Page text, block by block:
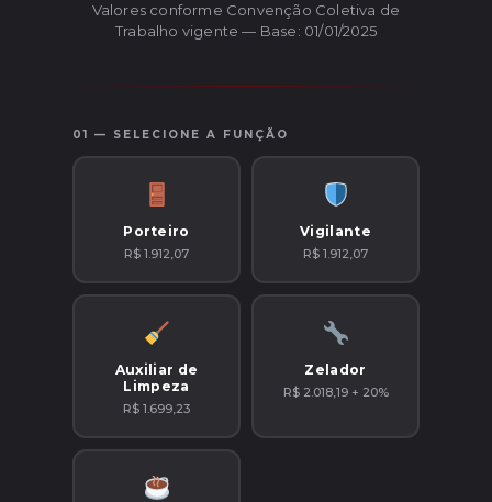
Valores conforme Convenção Coletiva de
Trabalho vigente — Base: 01/01/2025
01 — SELECIONE A FUNÇÃO
Porteiro
R$ 1.912,07
Vigilante
R$ 1.912,07
Auxiliar de
Limpeza
R$ 1.699,23
Zelador
R$ 2.018,19 + 20%